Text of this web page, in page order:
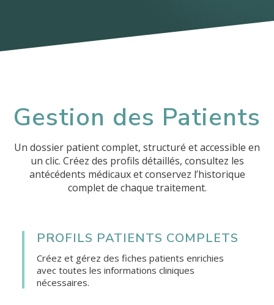
Gestion des Patients
Un dossier patient complet, structuré et accessible en
un clic. Créez des profils détaillés, consultez les
antécédents médicaux et conservez l’historique
complet de chaque traitement.
PROFILS PATIENTS COMPLETS
Créez et gérez des fiches patients enrichies
avec toutes les informations cliniques
nécessaires.